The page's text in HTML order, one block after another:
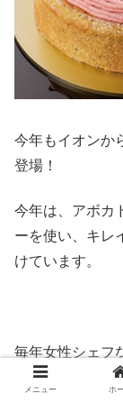
今年もイオンか
登場！
今年は、アボカ
ーを使い、キレ
けています。
毎年女性シェフ
マスが今年も登
メニュー ホ